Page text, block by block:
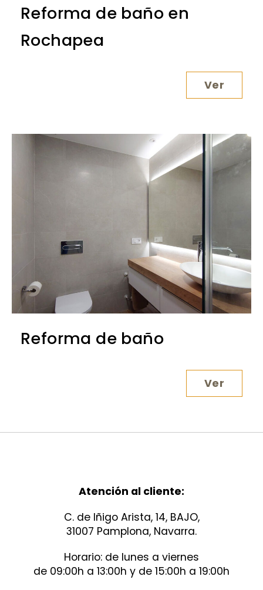
Reforma de baño en
Rochapea
Ver
Reforma de baño
Ver
Atención al cliente:
C. de Iñigo Arista, 14, BAJO,
31007 Pamplona, Navarra.
Horario: de lunes a viernes
de 09:00h a 13:00h y de 15:00h a 19:00h